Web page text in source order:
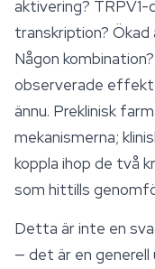
aktivering?
transkription? Ökad
Någon
observerade
ännu. Preklinisk
mekanismerna;
koppla ihop de två
som hittills
Detta är inte en
— det är en